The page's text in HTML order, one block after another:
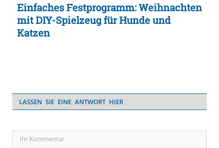
Einfaches Festprogramm: Weihnachten
mit DIY-Spielzeug für Hunde und
Katzen
LASSEN SIE EINE ANTWORT HIER